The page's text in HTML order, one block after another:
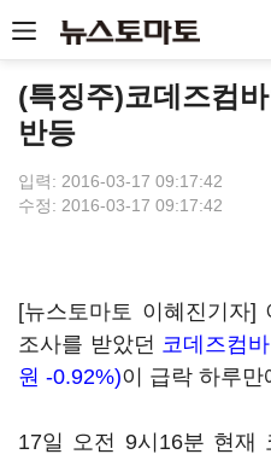
(특징주)코데즈컴
반등
입력: 2016-03-17 09:17:42
수정: 2016-03-17 09:17:42
[뉴스토마토 이혜진기자]
조사를 받았던 코데즈컴
원 -0.92%)이 급락 하루
17일 오전 9시16분 현재